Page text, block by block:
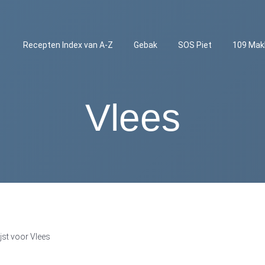
Recepten Index van A-Z Gebak SOS Piet 109
Vlees
voor Vlees